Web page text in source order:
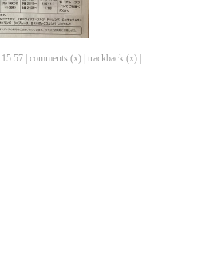
| 15:57 | comments (x) | trackback (x) |